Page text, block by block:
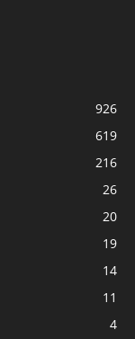
926
619
216
26
20
19
14
11
4